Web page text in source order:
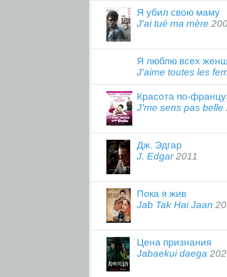
Я убил свою маму
J'ai tué ma mère
Я люблю всех
J'aime toutes les
Красота по-
J'me sens pas belle
Дж. Эдгар
J. Edgar2011
Пока я жив
Jab Tak Hai Jaan
Цена признания
Jabaekui daega